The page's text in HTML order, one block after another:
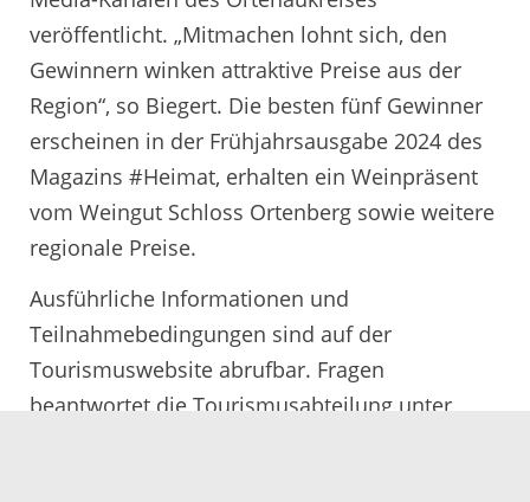
veröffentlicht. „Mitmachen lohnt sich, den
Gewinnern winken attraktive Preise aus der
Region“, so Biegert. Die besten fünf Gewinner
erscheinen in der Frühjahrsausgabe 2024 des
Magazins #Heimat, erhalten ein Weinpräsent
vom Weingut Schloss Ortenberg sowie weitere
regionale Preise.
Ausführliche Informationen und
Teilnahmebedingungen sind auf der
Tourismuswebsite abrufbar. Fragen
beantwortet die Tourismusabteilung unter